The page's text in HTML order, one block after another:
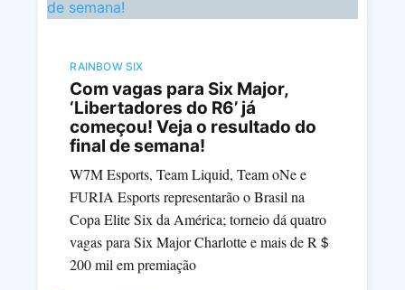
RAINBOW SIX
Com vagas para Six Major,
‘Libertadores do R6’ já
começou! Veja o resultado do
final de semana!
W7M Esports, Team Liquid, Team oNe e
FURIA Esports representarão o Brasil na
Copa Elite Six da América; torneio dá quatro
vagas para Six Major Charlotte e mais de R＄
200 mil em premiação